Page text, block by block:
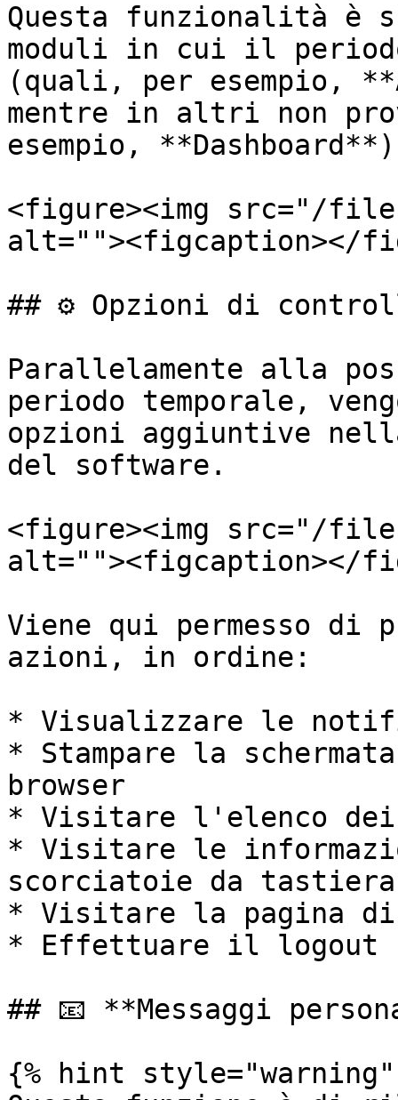
Questa funzionalità
moduli in cui il
(quali, per esempio,
mentre in altri non
esempio,
<figure><img src="/files/
alt=""><figcaption></
## ⚙️ Opzioni di
Parallelamente alla
periodo temporale,
opzioni aggiuntive
del software.
<figure><img src="/
alt=""><figcaption></
Viene qui permesso di
azioni, in ordine:
* Visualizzare le
* Stampare la
browser
* Visitare l'elenco
* Visitare le
scorciatoie da tastiera
* Visitare la pagina
* Effettuare il logout
## 📧 **Messaggi
{% hint style="warning"